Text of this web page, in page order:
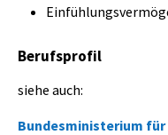
Berufsprofil
siehe auch:
Bundesministerium